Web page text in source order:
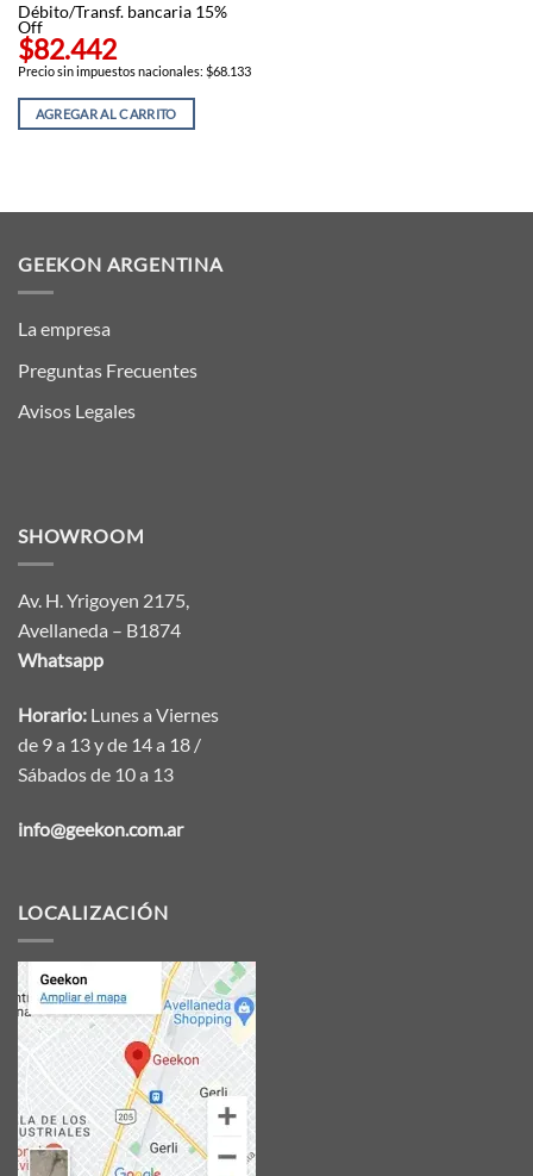
Débito/Transf. bancaria 15%
Off
$82.442
Precio sin impuestos nacionales: $68.133
AGREGAR AL CARRITO
GEEKON ARGENTINA
La empresa
Preguntas Frecuentes
Avisos Legales
SHOWROOM
Av. H. Yrigoyen 2175,
Avellaneda – B1874
Whatsapp
Horario: Lunes a Viernes
de 9 a 13 y de 14 a 18 /
Sábados de 10 a 13
info@geekon.com.ar
LOCALIZACIÓN